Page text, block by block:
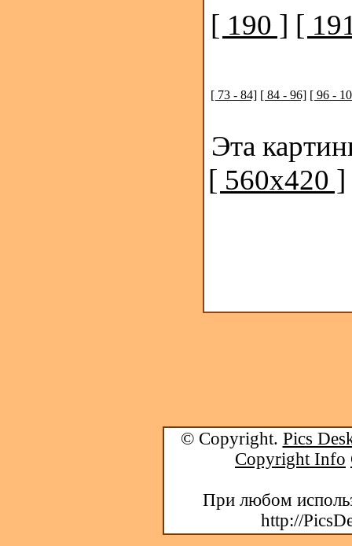
[ 190 ] [
[ 73 - 84] [ 84 - 96] [ 96 -
Эта
[ 560x420 ]
© Copyright. Pics
Copyright Info
При любом
http://